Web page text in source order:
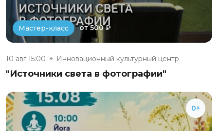
Мастер-класс от 500 ₽
10 авг 15:00 Инновационный культурный центр
"Источники света в фотографии"
0+